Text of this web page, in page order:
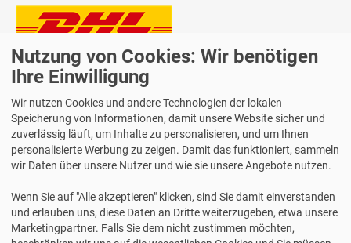
Lieferung auch an Packstationen und Postfilialen
Samstagszustellung
Bequeme Zahlung über Paypal
2 Jahre Gewährleistung
Nutzung von Cookies: Wir benötigen
Ihre Einwilligung
Wir nutzen Cookies und andere Technologien der lokalen
Speicherung von Informationen, damit unsere Website sicher und
zuverlässig läuft, um Inhalte zu personalisieren, und um Ihnen
personalisierte Werbung zu zeigen. Damit das funktioniert, sammeln
wir Daten über unsere Nutzer und wie sie unsere Angebote nutzen.
Wenn Sie auf "Alle akzeptieren" klicken, sind Sie damit einverstanden
und erlauben uns, diese Daten an Dritte weiterzugeben, etwa unsere
Marketingpartner. Falls Sie dem nicht zustimmen möchten,